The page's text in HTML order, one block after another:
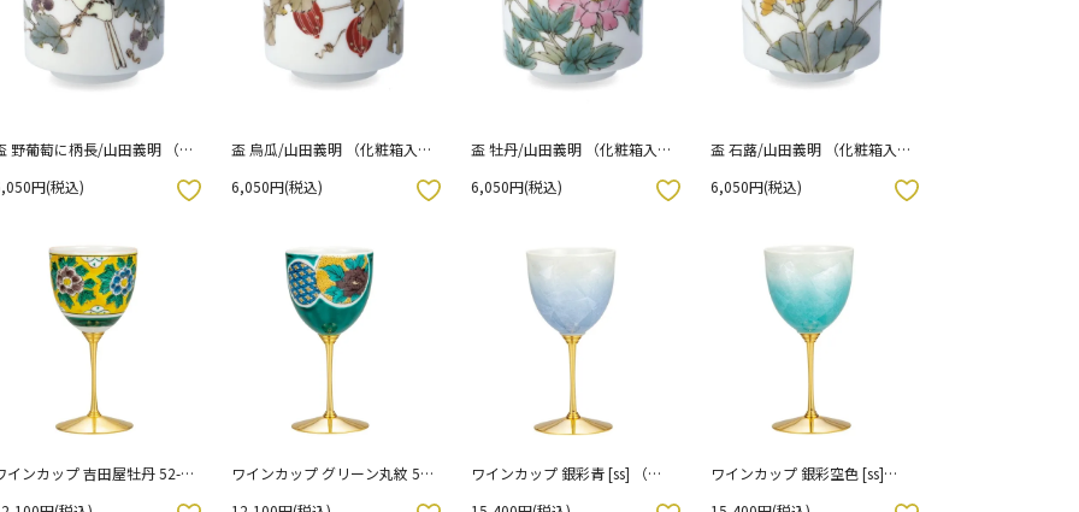
野葡萄に柄長/山田義明 （化
円(税込)
盃 烏瓜/山田義明 （化粧箱入
6,050円(税込)
お気に入りボタン
盃 牡丹/山田義明 （化粧箱入
6,050円(税込)
お気に入りボタン
盃 石蕗/山田義明 （化粧箱入
6,050円(税込)
お気に入りボタン
インカップ 吉田屋牡丹 52-
ワインカップ グリーン丸紋 52-
ワインカップ 銀彩青 [ss] （化
ワインカップ 銀彩空色 [ss]